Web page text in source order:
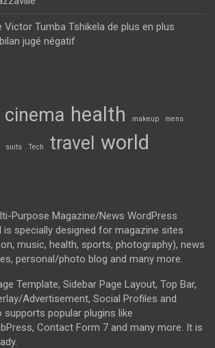
Victor Tumba Tshikela de plus en plus
jugé négatif
cinema health makeup mens
suits Tech travel world
Purpose Magazine/News WordPress
is specially designed for magazine sites
music, health, sports, photography), news
personal/photo blog and many more.
Template, Sidebar Page Layout, Top Bar,
Advertisement, Social Profiles and
supports popular plugins like
Contact Form 7 and many more. It is